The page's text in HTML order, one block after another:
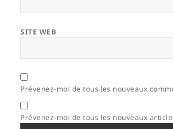
SITE WEB
Prévenez-moi de tous les nouveaux
Prévenez-moi de tous les nouveaux